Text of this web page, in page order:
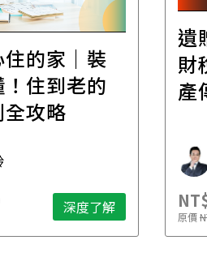
的家｜裝
住到老的
攻略
深度了解
遺
財
產
原價